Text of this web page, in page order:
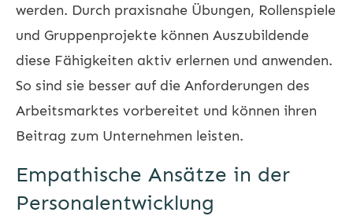
werden. Durch praxisnahe Übungen, Rollenspiele
und Gruppenprojekte können Auszubildende
diese Fähigkeiten aktiv erlernen und anwenden.
So sind sie besser auf die Anforderungen des
Arbeitsmarktes vorbereitet und können ihren
Beitrag zum Unternehmen leisten.
Empathische Ansätze in der
Personalentwicklung